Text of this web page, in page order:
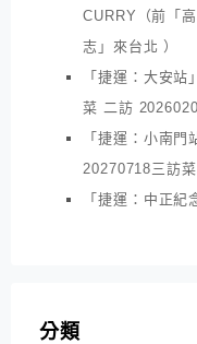
CURRY（前「
志」來台北 ）
「捷運：大安
菜 二訪
「捷運：小南
20270718三訪
「捷運：中正
分類